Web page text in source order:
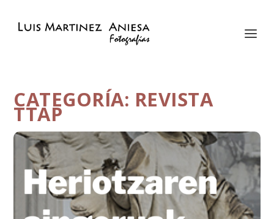
CATEGORÍA: REVISTA
TTAP